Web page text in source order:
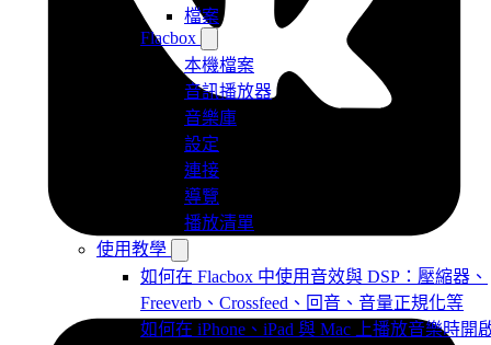
檔案
Flacbox
本機檔案
音訊播放器
音樂庫
設定
連接
導覽
播放清單
使用教學
如何在 Flacbox 中使用音效與 DSP：壓縮器、
Freeverb、Crossfeed、回音、音量正規化等
如何在 iPhone、iPad 與 Mac 上播放音樂時開